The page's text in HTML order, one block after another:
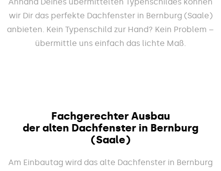
Anhand Deines übermittelten Typenschildes können
wir Dir das perfekte Dachfenster in Bernburg (Saale)
anbieten. Kein Typenschild zur Hand? Kein Problem –
übermittle uns einfach das lichte Maß.
Fachgerechter Ausbau
der alten Dachfenster in Bernburg
(Saale)
Am Einbautag wird das alte Dachfenster in Bernburg